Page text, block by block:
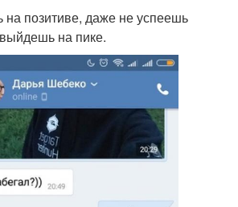
на позитиве, даже не успеешь
выйдешь на пике.